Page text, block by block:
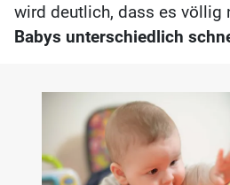
wird deutlich, dass es völlig
Babys unterschiedlich